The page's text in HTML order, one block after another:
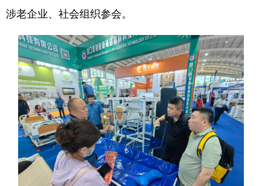
陕西 甘肃
新疆 内蒙古 黑龙江
多语种频道
English Español Français عربى
Русский язык 日本語 한국어
Deutsch Português
涉老企业、社会组织参会。